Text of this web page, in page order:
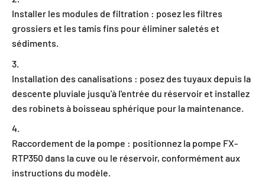
Installer les modules de filtration : posez les filtres
grossiers et les tamis fins pour éliminer saletés et
sédiments.
Installation des canalisations : posez des tuyaux depuis la
descente pluviale jusqu'à l'entrée du réservoir et installez
des robinets à boisseau sphérique pour la maintenance.
Raccordement de la pompe : positionnez la pompe FX-
RTP350 dans la cuve ou le réservoir, conformément aux
instructions du modèle.